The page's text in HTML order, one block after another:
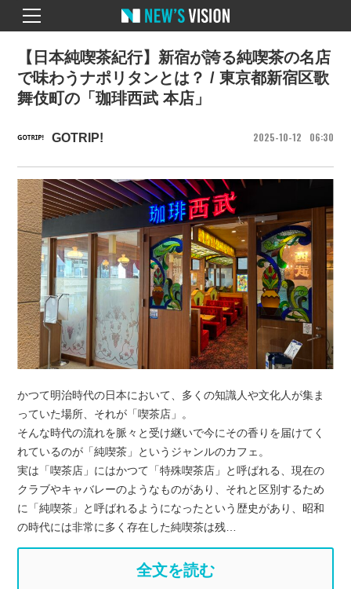
GOTRIP! 2025 10 12 06 30
【日本純喫茶紀行】新宿が誇る純喫茶の名店
で味わうナポリタンとは？ / 東京都新宿区歌
舞伎町の「珈琲西武 本店」
かつて明治時代の日本において、多くの知識人や文化人が集ま
っていた場所、それが「喫茶店」。
そんな時代の流れを脈々と受け継いで今にその香りを届けてく
れているのが「純喫茶」というジャンルのカフェ。
実は「喫茶店」にはかつて「特殊喫茶店」と呼ばれる、現在の
クラブやキャバレーのようなものがあり、それと区別するため
に「純喫茶」と呼ばれるようになったという歴史があり、昭和
の時代には非常に多く存在した純喫茶は残…
全文を読む